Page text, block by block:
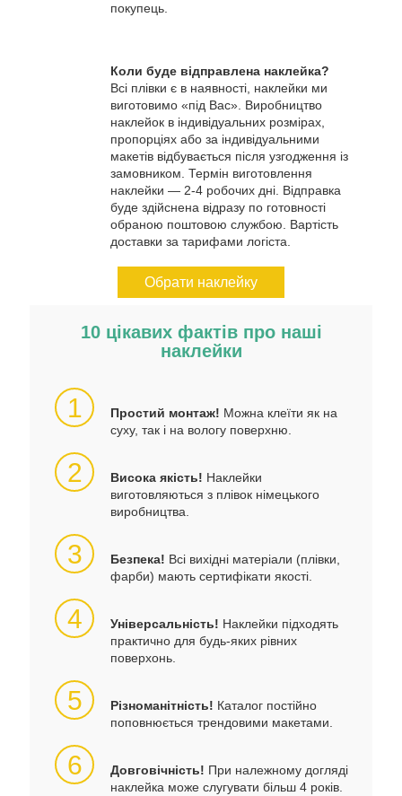
покупець.
Коли буде відправлена наклейка?
Всі плівки є в наявності, наклейки ми
виготовимо «під Вас». Виробництво
наклейок в індивідуальних розмірах,
пропорціях або за індивідуальними
макетів відбувається після узгодження із
замовником. Термін виготовлення
наклейки — 2-4 робочих дні. Відправка
буде здійснена відразу по готовності
обраною поштовою службою. Вартість
доставки за тарифами логіста.
Обрати наклейку
10 цікавих фактів про наші
наклейки
1 Простий монтаж! Можна клеїти як на
суху, так і на вологу поверхню.
2 Висока якість! Наклейки
виготовляються з плівок німецького
виробництва.
3 Безпека! Всі вихідні матеріали (плівки,
фарби) мають сертифікати якості.
4 Універсальність! Наклейки підходять
практично для будь-яких рівних
поверхонь.
5 Різноманітність! Каталог постійно
поповнюється трендовими макетами.
6 Довговічність! При належному догляді
наклейка може слугувати більш 4 років.